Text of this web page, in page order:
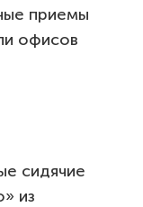
приемы
офисов
сидячие
из